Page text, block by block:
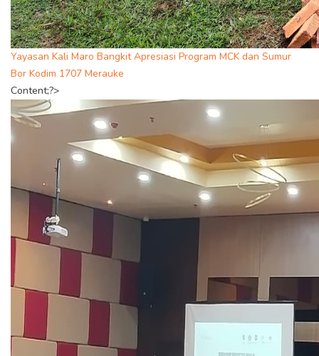
Yayasan Kali Maro Bangkit Apresiasi Program MCK dan Sumur
Bor Kodim 1707 Merauke
Content;?>